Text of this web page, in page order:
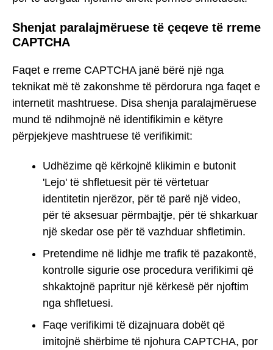
Shenjat paralajmëruese të çeqeve të rreme
CAPTCHA
Faqet e rreme CAPTCHA janë bërë një nga
teknikat më të zakonshme të përdorura nga faqet e
internetit mashtruese. Disa shenja paralajmëruese
mund të ndihmojnë në identifikimin e këtyre
përpjekjeve mashtruese të verifikimit:
Udhëzime që kërkojnë klikimin e butonit
'Lejo' të shfletuesit për të vërtetuar
identitetin njerëzor, për të parë një video,
për të aksesuar përmbajtje, për të shkarkuar
një skedar ose për të vazhduar shfletimin.
Pretendime në lidhje me trafik të pazakontë,
kontrolle sigurie ose procedura verifikimi që
shkaktojnë papritur një kërkesë për njoftim
nga shfletuesi.
Faqe verifikimi të dizajnuara dobët që
imitojnë shërbime të njohura CAPTCHA, por